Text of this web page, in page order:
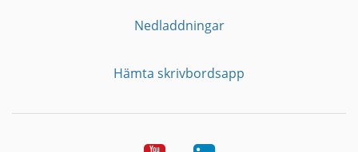
Nedladdningar
Hämta skrivbordsapp